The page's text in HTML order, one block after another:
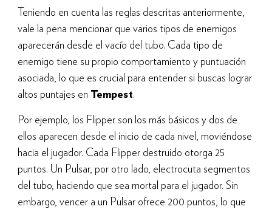
Teniendo en cuenta las reglas descritas anteriormente,
vale la pena mencionar que varios tipos de enemigos
aparecerán desde el vacío del tubo. Cada tipo de
enemigo tiene su propio comportamiento y puntuación
asociada, lo que es crucial para entender si buscas lograr
altos puntajes en Tempest.
Por ejemplo, los Flipper son los más básicos y dos de
ellos aparecen desde el inicio de cada nivel, moviéndose
hacia el jugador. Cada Flipper destruido otorga 25
puntos. Un Pulsar, por otro lado, electrocuta segmentos
del tubo, haciendo que sea mortal para el jugador. Sin
embargo, vencer a un Pulsar ofrece 200 puntos, lo que